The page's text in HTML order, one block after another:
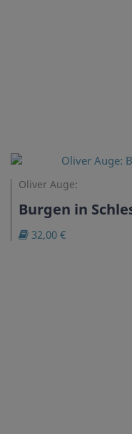
Oliver Auge:
Burgen in
32,00 €